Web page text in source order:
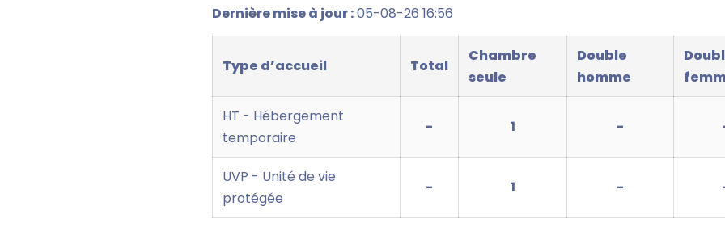
Dernière mise à jour :05-08-26 16:56
Type d’accueil Total
Chambre
seule
Double
homme
HT - Hébergement
temporaire
- 1 -
UVP - Unité de vie
protégée
- 1 -